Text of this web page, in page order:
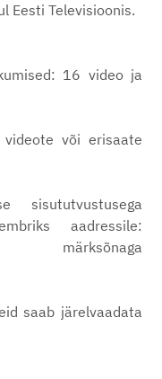
Eesti Televisioonis.
16 video ja
või erisaate
sisututvustusega
aadressile:
saab järelvaadata